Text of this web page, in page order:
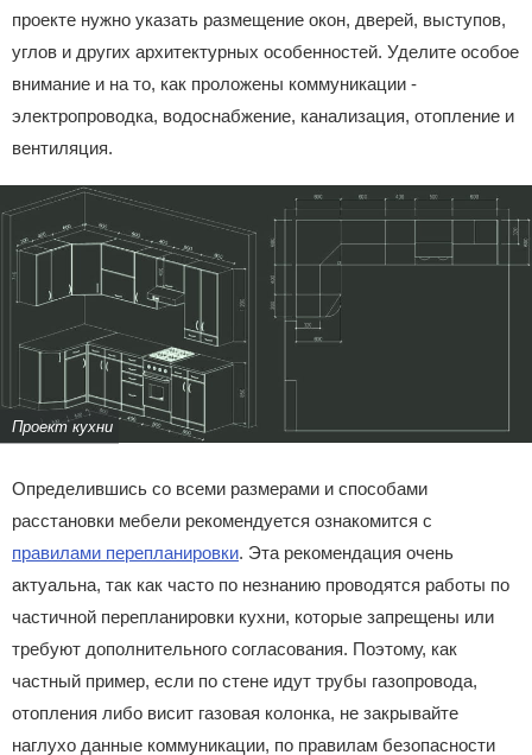
проекте нужно указать размещение окон, дверей, выступов,
углов и других архитектурных особенностей. Уделите особое
внимание и на то, как проложены коммуникации -
электропроводка, водоснабжение, канализация, отопление и
вентиляция.
Проект кухни
Определившись со всеми размерами и способами
расстановки мебели рекомендуется ознакомится с
правилами перепланировки. Эта рекомендация очень
актуальна, так как часто по незнанию проводятся работы по
частичной перепланировки кухни, которые запрещены или
требуют дополнительного согласования. Поэтому, как
частный пример, если по стене идут трубы газопровода,
отопления либо висит газовая колонка, не закрывайте
наглухо данные коммуникации, по правилам безопасности